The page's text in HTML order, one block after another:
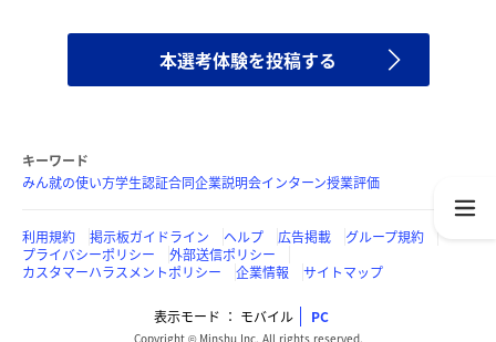
本選考体験を投稿する
キーワード
みん就の使い方学生認証合同企業説明会インターン授業評価
利用規約 掲示板ガイドライン ヘルプ 広告掲載
グループ規約
プライバシーポリシー
外部送信ポリシー
カスタマーハラスメントポリシー
企業情報 サイトマップ
表示モード モバイル PC
Copyright © Minshu Inc. All rights reserved.